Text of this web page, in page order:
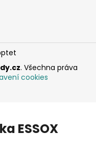
. Všechna práva
cookies
ESSOX